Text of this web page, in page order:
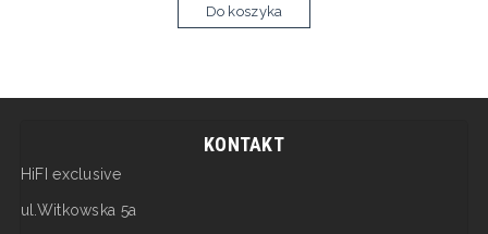
Do koszyka
KONTAKT
HiFI exclusive
ul.Witkowska 5a